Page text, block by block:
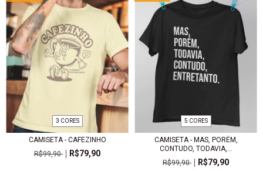
3 CORES
CAMISETA - CAFEZINHO
R$99,90
R$79,90
5 CORES
CAMISETA - MAS, PORÉM,
CONTUDO, TODAVIA,...
R$99,90
R$79,90